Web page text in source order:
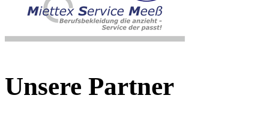
Unsere Partner